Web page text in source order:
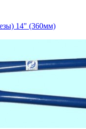
14" (360мм)